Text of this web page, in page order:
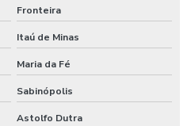
Fronteira
Itaú de Minas
Maria da Fé
Sabinópolis
Astolfo Dutra